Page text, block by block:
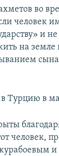
во
человек
и
на
сына
Турцию в
человек,